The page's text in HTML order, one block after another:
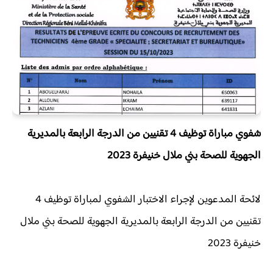
شفوي مباراة توظيف 4 تقنيين من الدرجة الرابعة بالمديرية
الجهوية للصحة بني ملال خنيفرة 2023
لائحة المدعوين لإجراء الاختبار الشفوي لمباراة توظيف 4
تقنيين من الدرجة الرابعة بالمديرية الجهوية للصحة بني ملال
خنيفرة 2023